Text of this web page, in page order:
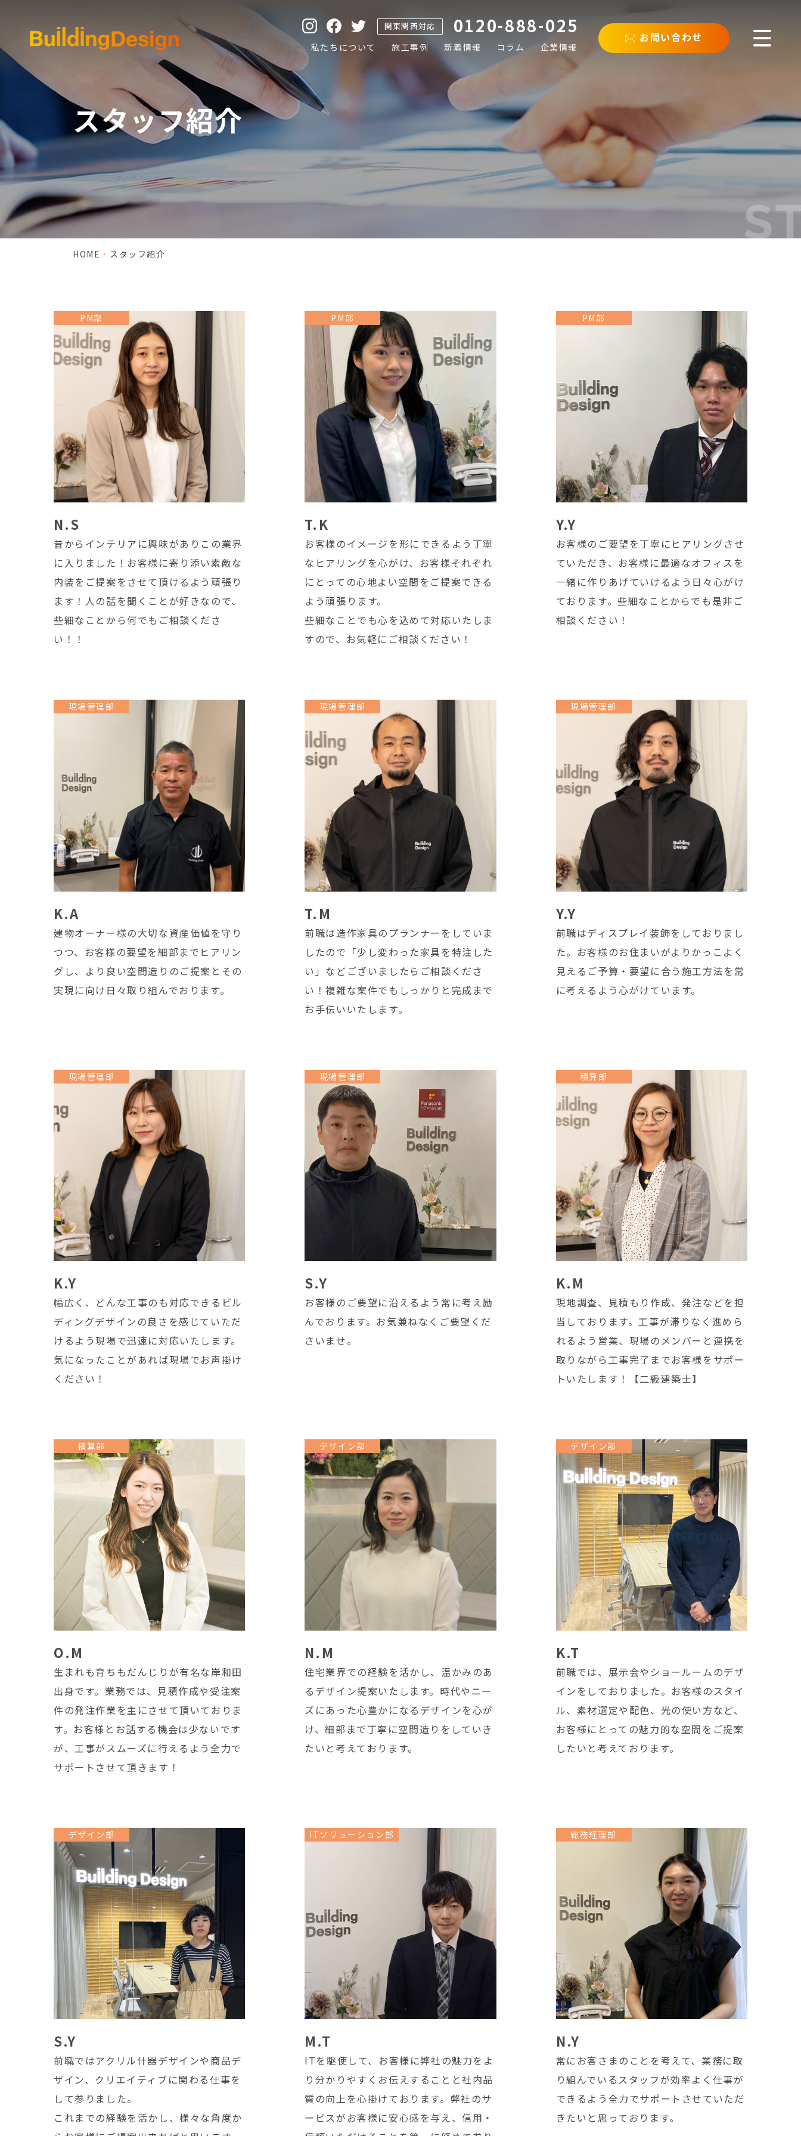
関東関西対応 0120-888-025
私たちについて 施工事例 新着情報 コラム 企業情報
お問い合わせ
スタッフ紹介
HOME スタッフ紹介
PM部
N.S
昔からインテリアに興味がありこの業界
に入りました！お客様に寄り添い素敵な
内装をご提案をさせて頂けるよう頑張り
ます！人の話を聞くことが好きなので、
些細なことから何でもご相談くださ
い！！
PM部
T.K
お客様のイメージを形にできるよう丁寧
なヒアリングを心がけ、お客様それぞれ
にとっての心地よい空間をご提案できる
よう頑張ります。
些細なことでも心を込めて対応いたしま
すので、お気軽にご相談ください！
PM部
Y.Y
お客様のご要望を丁寧にヒアリングさせ
ていただき、お客様に最適なオフィスを
一緒に作りあげていけるよう日々心がけ
ております。些細なことからでも是非ご
相談ください！
現場管理部
K.A
建物オーナー様の大切な資産価値を守り
つつ、お客様の要望を細部までヒアリン
グし、より良い空間造りのご提案とその
実現に向け日々取り組んでおります。
現場管理部
T.M
前職は造作家具のプランナーをしていま
したので「少し変わった家具を特注した
い」などございましたらご相談くださ
い！複雑な案件でもしっかりと完成まで
お手伝いいたします。
現場管理部
Y.Y
前職はディスプレイ装飾をしておりまし
た。お客様のお住まいがよりかっこよく
見えるご予算・要望に合う施工方法を常
に考えるよう心がけています。
現場管理部
K.Y
幅広く、どんな工事のも対応できるビル
ディングデザインの良さを感じていただ
けるよう現場で迅速に対応いたします。
気になったことがあれば現場でお声掛け
ください！
現場管理部
S.Y
お客様のご要望に沿えるよう常に考え励
んでおります。お気兼ねなくご要望くだ
さいませ。
積算部
K.M
現地調査、見積もり作成、発注などを担
当しております。工事が滞りなく進めら
れるよう営業、現場のメンバーと連携を
取りながら工事完了までお客様をサポー
トいたします！【二級建築士】
積算部
O.M
生まれも育ちもだんじりが有名な岸和田
出身です。業務では、見積作成や受注案
件の発注作業を主にさせて頂いておりま
す。お客様とお話する機会は少ないです
が、工事がスムーズに行えるよう全力で
サポートさせて頂きます！
デザイン部
N.M
住宅業界での経験を活かし、温かみのあ
るデザイン提案いたします。時代やニー
ズにあった心豊かになるデザインを心が
け、細部まで丁寧に空間造りをしていき
たいと考えております。
デザイン部
K.T
前職では、展示会やショールームのデザ
インをしておりました。お客様のスタイ
ル、素材選定や配色、光の使い方など、
お客様にとっての魅力的な空間をご提案
したいと考えております。
デザイン部
S.Y
前職ではアクリル什器デザインや商品デ
ザイン、クリエイティブに関わる仕事を
して参りました。
これまでの経験を活かし、様々な角度か
ITソリューション部
M.T
ITを駆使して、お客様に弊社の魅力をよ
り分かりやすくお伝えすることと社内品
質の向上を心掛けております。弊社のサ
ービスがお客様に安心感を与え、信用・
総務経理部
N.Y
常にお客さまのことを考えて、業務に取
り組んでいるスタッフが効率よく仕事が
できるよう全力でサポートさせていただ
きたいと思っております。